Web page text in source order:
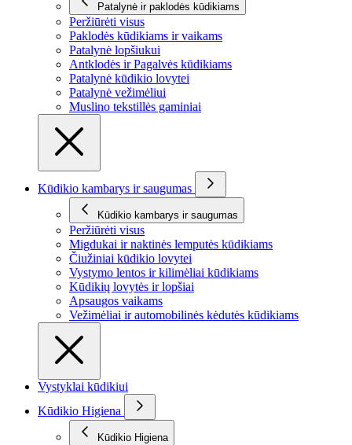
Patalynė ir paklodės kūdikiams
Peržiūrėti visus
Paklodės kūdikiams ir vaikams
Patalynė lopšiukui
Antklodės ir Pagalvės kūdikiams
Patalynė kūdikio lovytei
Patalynė vežimėliui
Muslino tekstillės gaminiai
Kūdikio kambarys ir saugumas
Kūdikio kambarys ir saugumas
Peržiūrėti visus
Migdukai ir naktinės lemputės kūdikiams
Čiužiniai kūdikio lovytei
Vystymo lentos ir kilimėliai kūdikiams
Kūdikių lovytės ir lopšiai
Apsaugos vaikams
Vežimėliai ir automobilinės kėdutės kūdikiams
Vystyklai kūdikiui
Kūdikio Higiena
Kūdikio Higiena